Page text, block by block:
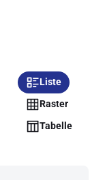
Liste
Raster
Tabelle